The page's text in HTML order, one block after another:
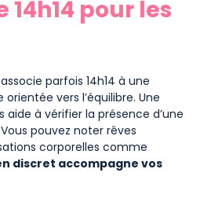
pour les
parfois 14h14 à une
vers l’équilibre. Une
aide à vérifier la présence d’une
pouvez noter rêves
corporelles comme
discret accompagne vos